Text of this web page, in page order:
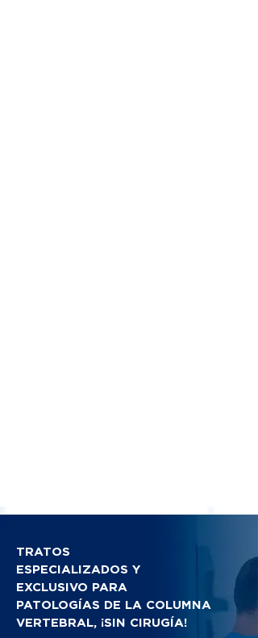
TRATOS
ESPECIALIZADOS Y
EXCLUSIVO PARA
PATOLOGÍAS DE LA COLUMNA
VERTEBRAL, ¡SIN CIRUGÍA!